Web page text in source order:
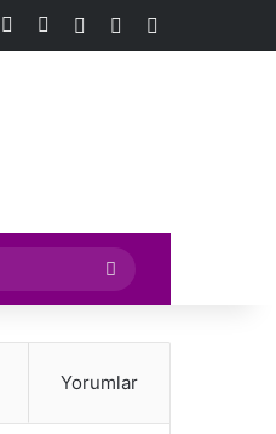
YouTubeInstagramKayıt OlRastgele Makale
Arama
yap
Yorumlar